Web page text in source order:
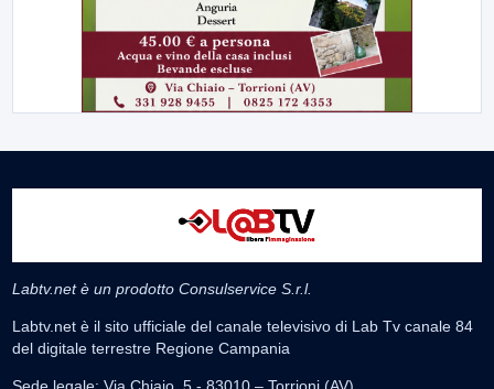
Labtv.net è un prodotto Consulservice S.r.l.
Labtv.net è il sito ufficiale del canale televisivo di Lab Tv canale 84
del digitale terrestre Regione Campania